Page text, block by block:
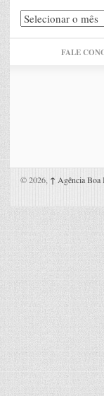
Arquivo
do
FALE
© 2026, ↑ Agência